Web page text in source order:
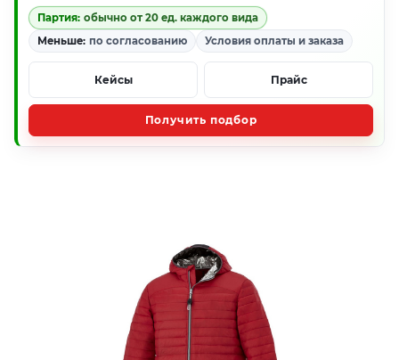
Партия: обычно от 20 ед. каждого вида
Меньше: по согласованию Условия оплаты и заказа
Кейсы Прайс
Получить подбор